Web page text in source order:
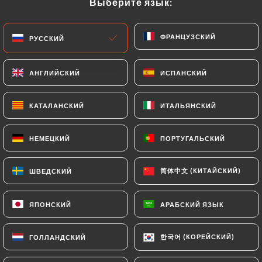
МЕНЮ RU
РУССКИЙ ФРАНЦУЗСКИЙ
АНГЛИЙСКИЙ ИСПАНСКИЙ
КАТАЛАНСКИЙ ИТАЛЬЯНСКИЙ
НЕМЕЦКИЙ ПОРТУГАЛЬСКИЙ
ШВЕДСКИЙ 简体中文 (КИТАЙСКИЙ)
ЯПОНСКИЙ АРАБСКИЙ ЯЗЫК
ГОЛЛАНДСКИЙ 한국어 (КОРЕЙСКИЙ)
ГЛАВНАЯ СТРАНИЦА СВЯЗАТЬСЯ С НАМИ
Связаться С Нами
Busan
РУССКИЙ ФРАНЦУЗСКИЙ
АНГЛИЙСКИЙ ИСПАНСКИЙ
КАТАЛАНСКИЙ ИТАЛЬЯНСКИЙ
НЕМЕЦКИЙ ПОРТУГАЛЬСКИЙ
ШВЕДСКИЙ 简体中文 (КИТАЙСКИЙ)
ЯПОНСКИЙ АРАБСКИЙ ЯЗЫК
ГОЛЛАНДСКИЙ 한국어 (КОРЕЙСКИЙ)